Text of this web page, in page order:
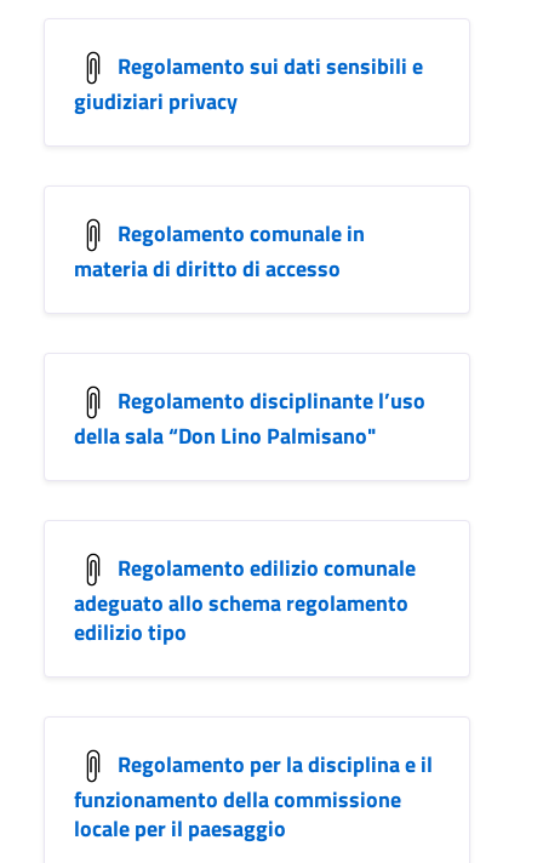
Regolamento sui dati sensibili e
giudiziari privacy
Regolamento comunale in
materia di diritto di accesso
Regolamento disciplinante l’uso
della sala “Don Lino Palmisano"
Regolamento edilizio comunale
adeguato allo schema regolamento
edilizio tipo
Regolamento per la disciplina e il
funzionamento della commissione
locale per il paesaggio